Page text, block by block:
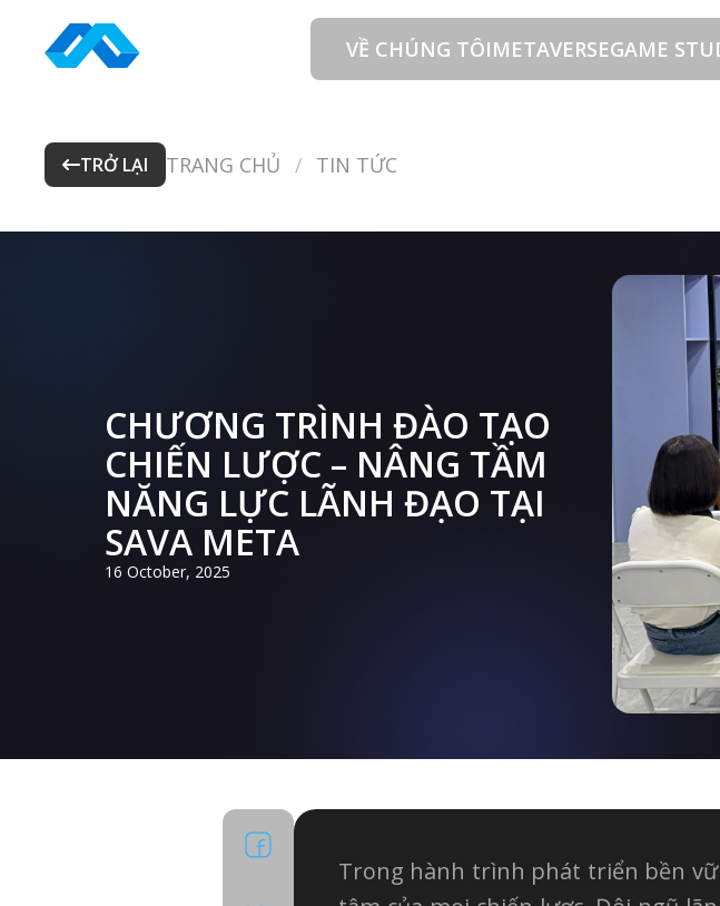
content
VỀ CHÚNG TÔIMETAVERSEGAME
TRỞ LẠI TRANG CHỦ TIN TỨC
CHƯƠNG TRÌNH ĐÀO TẠO
CHIẾN LƯỢC – NÂNG TẦM
NĂNG LỰC LÃNH ĐẠO TẠI
SAVA META
16 October, 2025
Facebook
Trong hành trình phát triển bền